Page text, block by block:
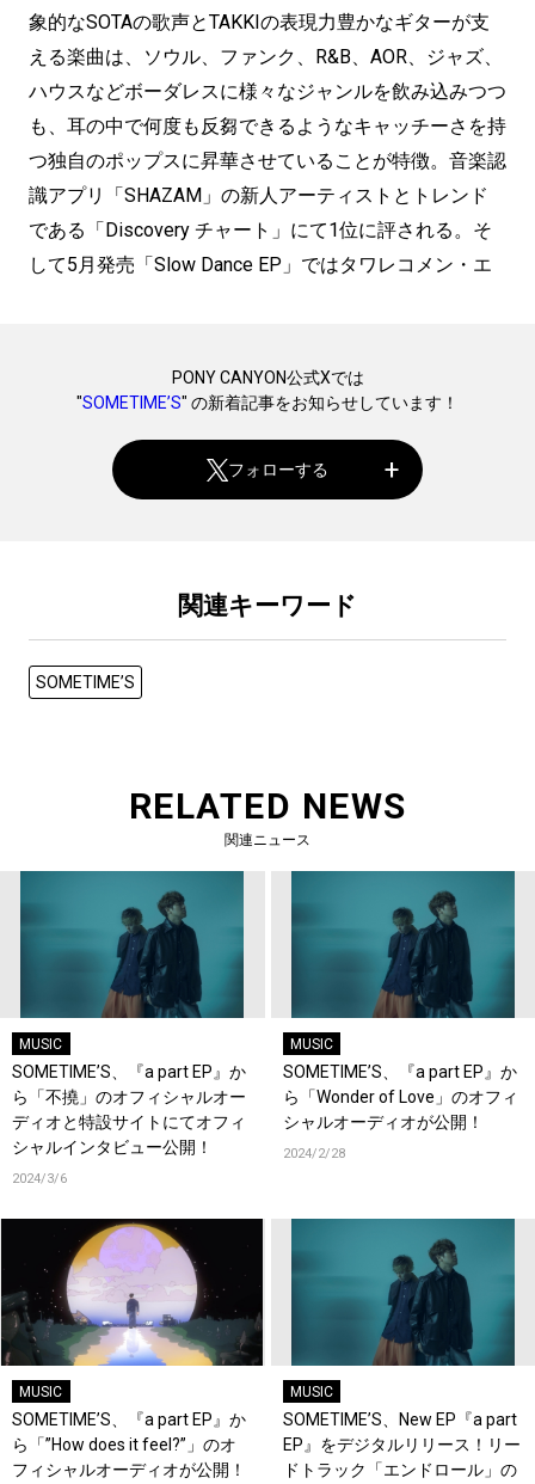
象的なSOTAの歌声とTAKKIの表現力豊かなギターが支
える楽曲は、ソウル、ファンク、R&B、AOR、ジャズ、
ハウスなどボーダレスに様々なジャンルを飲み込みつつ
も、耳の中で何度も反芻できるようなキャッチーさを持
つ独自のポップスに昇華させていることが特徴。音楽認
識アプリ「SHAZAM」の新人アーティストとトレンド
である「Discovery チャート」にて1位に評される。そ
して5月発売「Slow Dance EP」ではタワレコメン・エ
PONY CANYON公式Xでは
"SOMETIME’S" の新着記事をお知らせしています！
フォローする
関連キーワード
SOMETIME’S
RELATED NEWS
関連ニュース
MUSIC
SOMETIME’S、『a part EP』か
ら「不撓」のオフィシャルオー
ディオと特設サイトにてオフィ
シャルインタビュー公開！
2024/3/6
MUSIC
SOMETIME’S、『a part EP』か
ら「Wonder of Love」のオフィ
シャルオーディオが公開！
2024/2/28
MUSIC
SOMETIME’S、『a part EP』か
ら「”How does it feel?”」のオ
フィシャルオーディオが公開！
MUSIC
SOMETIME’S、New EP『a part
EP』をデジタルリリース！リー
ドトラック「エンドロール」の